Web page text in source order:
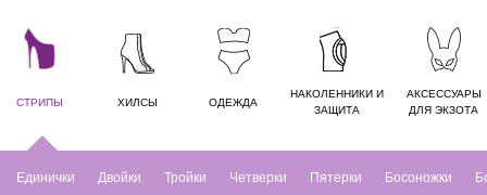
СТРИПЫ ХИЛСЫ ОДЕЖДА
НАКОЛЕННИКИ И
ЗАЩИТА
АКСЕССУАРЫ
ДЛЯ ЭКЗОТА
Единички Двойки Тройки Четверки Пятерки Босоножки